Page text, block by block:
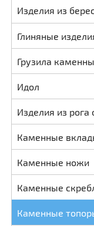
Изделия из
Глиняные
Грузила
Идол
Изделия из рога
Каменные
Каменные ножи
Каменные
Каменные